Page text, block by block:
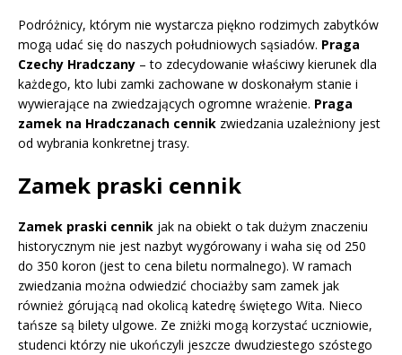
Podróżnicy, którym nie wystarcza piękno rodzimych zabytków
mogą udać się do naszych południowych sąsiadów. Praga
Czechy Hradczany – to zdecydowanie właściwy kierunek dla
każdego, kto lubi zamki zachowane w doskonałym stanie i
wywierające na zwiedzających ogromne wrażenie. Praga
zamek na Hradczanach cennik zwiedzania uzależniony jest
od wybrania konkretnej trasy.
Zamek praski cennik
Zamek praski cennik jak na obiekt o tak dużym znaczeniu
historycznym nie jest nazbyt wygórowany i waha się od 250
do 350 koron (jest to cena biletu normalnego). W ramach
zwiedzania można odwiedzić chociażby sam zamek jak
również górującą nad okolicą katedrę świętego Wita. Nieco
tańsze są bilety ulgowe. Ze zniżki mogą korzystać uczniowie,
studenci którzy nie ukończyli jeszcze dwudziestego szóstego